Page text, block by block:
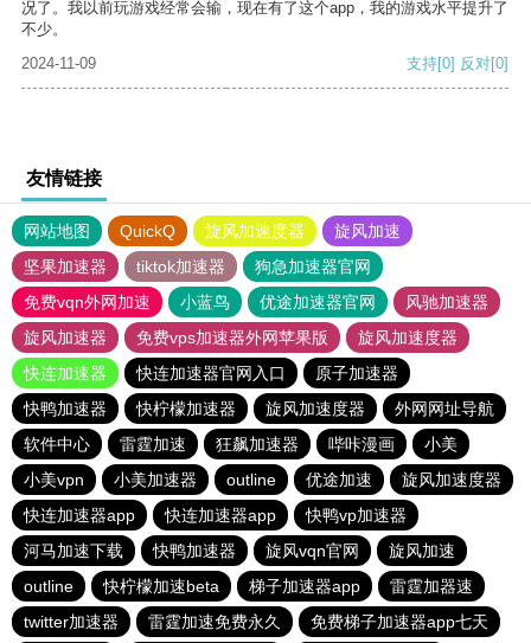
况了。我以前玩游戏经常会输，现在有了这个app，我的游戏水平提升了
不少。
2024-11-09
支持[0] 反对[0]
友情链接
网站地图 QuickQ 旋风加速度器
旋风加速
坚果加速器
tiktok加速器
狗急加速器官网
免费vqn外网加速
小蓝鸟 优途加速器官网
风驰加速器
旋风加速器
免费vps加速器外网苹果版
旋风加速度器
快连加速器
快连加速器官网入口
原子加速器
快鸭加速器
快柠檬加速器 旋风加速度器
外网网址导航
软件中心
雷霆加速 狂飙加速器 哔咔漫画
小美
小美vpn
小美加速器 outline 优途加速
旋风加速度器
快连加速器app
快连加速器app
快鸭vp加速器
河马加速下载
快鸭加速器 旋风vqn官网
旋风加速
outline
快柠檬加速beta 梯子加速器app
雷霆加器速
twitter加速器
雷霆加速免费永久 免费梯子加速器app七天